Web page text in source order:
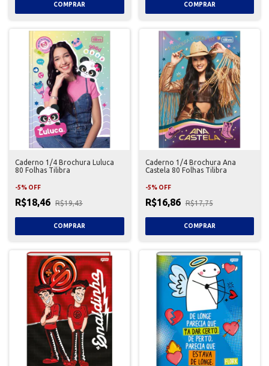
Caderno 1/4 Brochura Luluca
80 Folhas Tilibra
-5% OFF
R$18,46 R$19,43
Caderno 1/4 Brochura Ana
Castela 80 Folhas Tilibra
-5% OFF
R$16,86 R$17,75